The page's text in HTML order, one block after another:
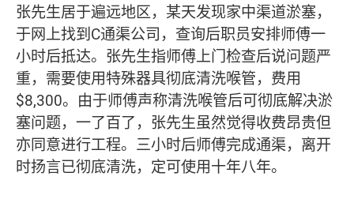
张先生居于遍远地区，某天发现家中渠道淤塞，
于网上找到C通渠公司，查询后职员安排师傅一
小时后抵达。张先生指师傅上门检查后说问题严
重，需要使用特殊器具彻底清洗喉管，费用
$8,300。由于师傅声称清洗喉管后可彻底解决淤
塞问题，一了百了，张先生虽然觉得收费昂贵但
亦同意进行工程。三小时后师傅完成通渠，离开
时扬言已彻底清洗，定可使用十年八年。